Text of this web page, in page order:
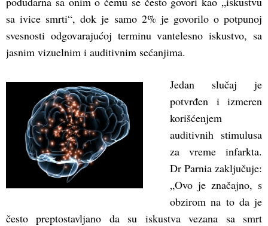
sa ivice smrti“, dok je samo 2% je govorilo o potpunoj
svesnosti odgovarajućoj terminu vantelesno iskustvo, sa
jasnim vizuelnim i auditivnim sećanjima.
Jedan slučaj je
potvrđen i izmeren
korišćenjem
auditivnih stimulusa
za vreme infarkta.
Dr Parnia zaključuje:
„Ovo je značajno, s
obzirom na to da je
često preptostavljano da su iskustva vezana sa smrt